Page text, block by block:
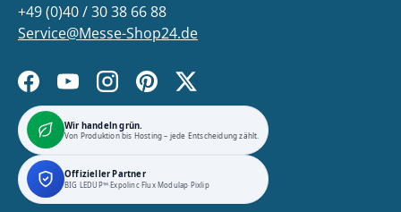
+49 (0)40 / 30 38 66 88
Service@Messe-Shop24.de
FacebookYouTubeInstagramPinterestTwitter
Wir handeln grün.
Von Produktion bis Hosting – jede Entscheidung zählt.
Offizieller Partner
BIG LEDUP™ Expolinc· Flux· Modulap Pixlip